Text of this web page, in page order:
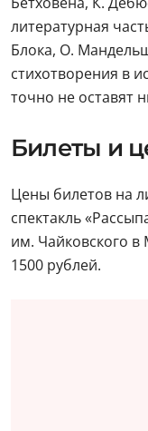
литературная
Блока, О.
стихотворения в
точно не оставят
Билеты и
Цены билетов на
спектакль
им. Чайковского в
1500 рублей.